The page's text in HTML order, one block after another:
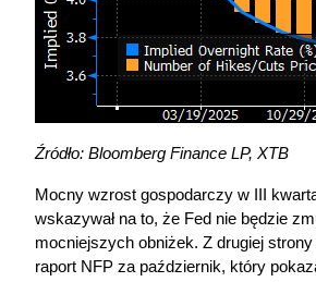
Źródło: Bloomberg Finance LP, XTB
Mocny wzrost gospodarczy w III
wskazywał na to, że Fed nie będzie
mocniejszych obniżek. Z drugiej strony
raport NFP za październik, który